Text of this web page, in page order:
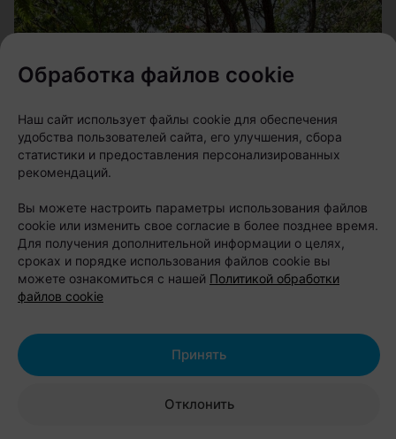
Обработка файлов cookie
Наш сайт использует файлы cookie для обеспечения
удобства пользователей сайта, его улучшения, сбора
статистики и предоставления персонализированных
рекомендаций.
Вы можете настроить параметры использования файлов
cookie или изменить свое согласие в более позднее время.
Для получения дополнительной информации о целях,
сроках и порядке использования файлов cookie вы
можете ознакомиться с нашей Политикой обработки
файлов cookie
Отклонить
Принять